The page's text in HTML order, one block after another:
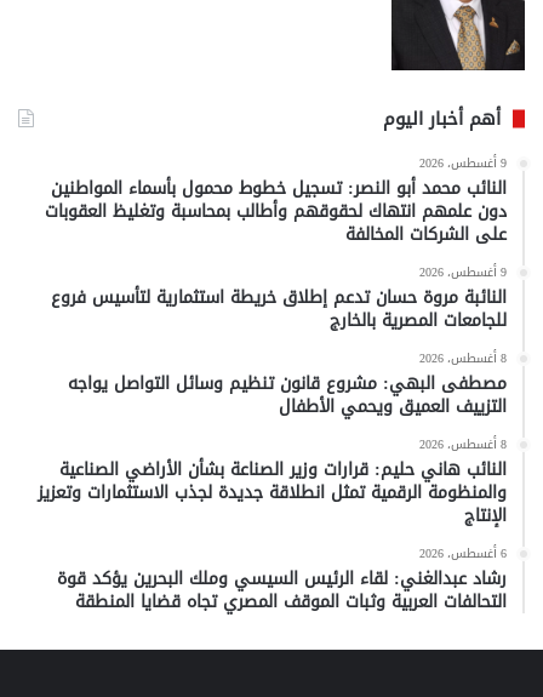
أهم أخبار اليوم
9 أغسطس، 2026
النائب محمد أبو النصر: تسجيل خطوط محمول بأسماء المواطنين
دون علمهم انتهاك لحقوقهم وأطالب بمحاسبة وتغليظ العقوبات
على الشركات المخالفة
9 أغسطس، 2026
النائبة مروة حسان تدعم إطلاق خريطة استثمارية لتأسيس فروع
للجامعات المصرية بالخارج
8 أغسطس، 2026
مصطفى البهي: مشروع قانون تنظيم وسائل التواصل يواجه
التزييف العميق ويحمي الأطفال
8 أغسطس، 2026
النائب هاني حليم: قرارات وزير الصناعة بشأن الأراضي الصناعية
والمنظومة الرقمية تمثل انطلاقة جديدة لجذب الاستثمارات وتعزيز
الإنتاج
6 أغسطس، 2026
رشاد عبدالغني: لقاء الرئيس السيسي وملك البحرين يؤكد قوة
التحالفات العربية وثبات الموقف المصري تجاه قضايا المنطقة